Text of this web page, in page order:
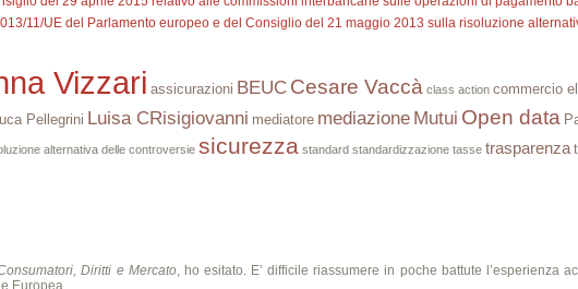
11/UE del Parlamento europeo e del Consiglio del 21 maggio 2013 sulla risoluzione
Vizzari assicurazioni BEUC Cesare Vaccà class action commercio
Pellegrini Luisa CRisigiovanni mediatore mediazione Mutui Open data
alternativa delle controversie sicurezza standard standardizzazione tasse trasparenza
Diritti e Mercato, ho esitato. E’ difficile riassumere in poche battute
Europea.